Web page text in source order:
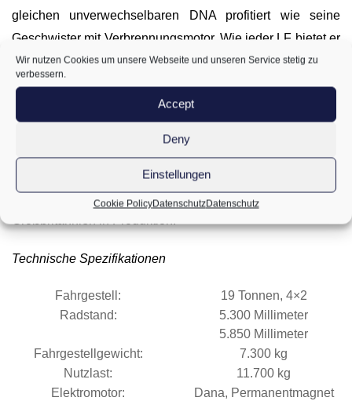
Wir nutzen Cookies um unsere Webseite und unseren Service stetig zu
verbessern.
Accept
Deny
Einstellungen
Cookie PolicyDatenschutzDatenschutz
gleichen unverwechselbaren DNA profitiert wie seine
Geschwister mit Verbrennungsmotor. Wie jeder LF bietet er
einen leichten Einstieg, eine ausgezeichnete
Rundumsicht, hohen Fahrerkomfort und den kleinsten
Wendekreis in der Branche – und damit eine
Der DAF LF Electric wurde in enger Zusammenarbeit mit
Dana Inc. entwickelt und geht ab Mai bei Leyland Trucks in
Technische Spezifikationen
Fahrgestell:
19 Tonnen, 4×2
Radstand:
5.300 Millimeter
5.850 Millimeter
Fahrgestellgewicht:
7.300 kg
Nutzlast:
11.700 kg
Elektromotor:
Dana, Permanentmagnet